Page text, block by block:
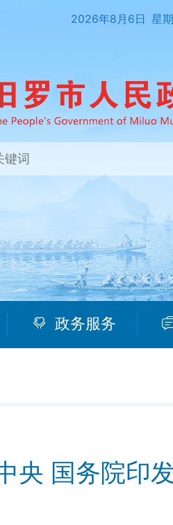
2026年8月6日 星
政务服务
央 国务院印